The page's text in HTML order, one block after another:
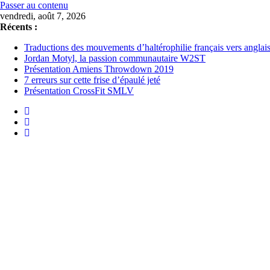
Passer au contenu
vendredi, août 7, 2026
Récents :
Traductions des mouvements d’haltérophilie français vers anglais
Jordan Motyl, la passion communautaire W2ST
Présentation Amiens Throwdown 2019
7 erreurs sur cette frise d’épaulé jeté
Présentation CrossFit SMLV